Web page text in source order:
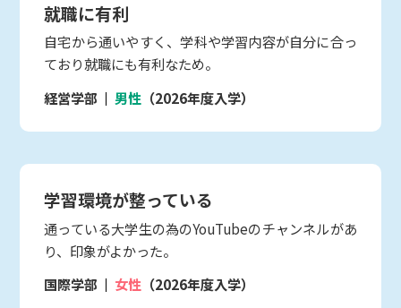
就職に有利
自宅から通いやすく、学科や学習内容が自分に合っ
ており就職にも有利なため。
経営学部
男性 （2026年度入学）
学習環境が整っている
通っている大学生の為のYouTubeのチャンネルがあ
り、印象がよかった。
国際学部
女性 （2026年度入学）